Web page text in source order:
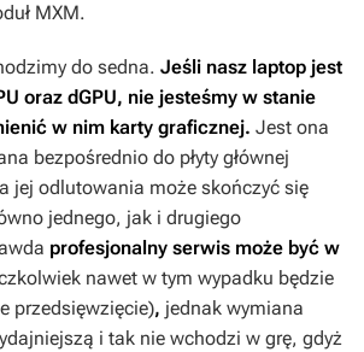
MXM.
do sedna. Jeśli nasz laptop jest
oraz dGPU, nie jesteśmy w stanie
w nim karty graficznej. Jest ona
bezpośrednio do płyty głównej
jej odlutowania może skończyć się
jednego, jak i drugiego
profesjonalny serwis może być w
nawet w tym wypadku będzie
przedsięwzięcie), jednak wymiana
i tak nie wchodzi w grę, gdyż